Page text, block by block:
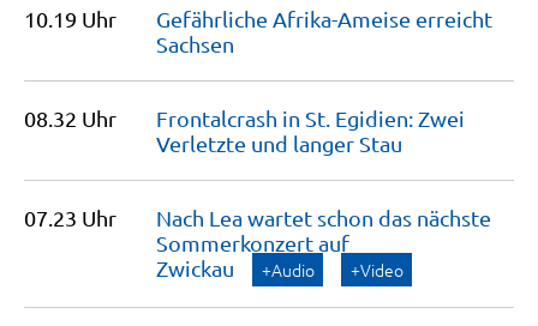
10.19 Uhr
Gefährliche Afrika-Ameise erreicht
Sachsen
08.32 Uhr
Frontalcrash in St. Egidien: Zwei
Verletzte und langer Stau
07.23 Uhr
Nach Lea wartet schon das nächste
Sommerkonzert auf
Zwickau
+Audio +Video